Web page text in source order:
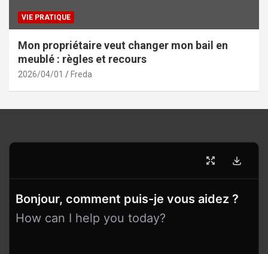
VIE PRATIQUE
Mon propriétaire veut changer mon bail en
meublé : règles et recours
2026/04/01 Freda
Bonjour, comment puis-je vous aidez ?
How can I help you today?